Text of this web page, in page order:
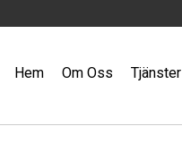
Hem Om Oss Tjänster